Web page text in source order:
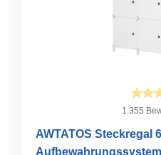
1.355
AWTATOS Steckregal